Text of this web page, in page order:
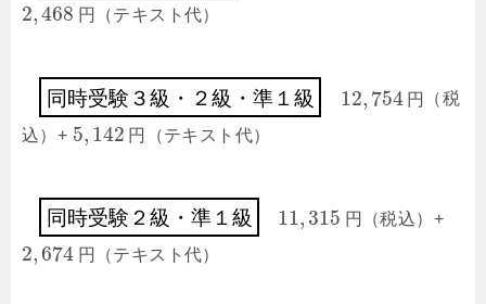
2,468 円 （テキスト代）
同時受験 ３級 ・ ２ 級 ・ 準１ 級 12, 754 円
（税
込）+ 5, 142 円 （テキスト代）
同時受験 ２ 級 ・ 準１ 級 11, 315 円 （税込）+
2,674 円 （テキスト代）